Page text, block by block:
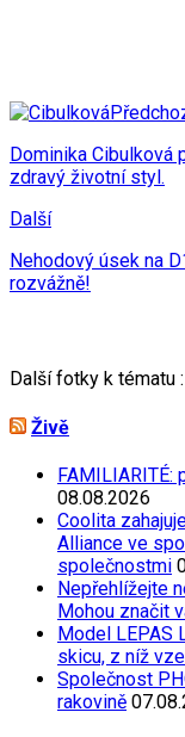
Dominika Cibulková
zdravý životní styl.
Další
Nehodový úsek na
rozvážně!
Další fotky k tématu :
Živě
FAMILIARITÉ:
08.08.2026
Coolita
Alliance ve
společnostmi
Nepřehlížejte
Mohou značit
Model LEPAS
skicu, z níž
Společnost
rakovině